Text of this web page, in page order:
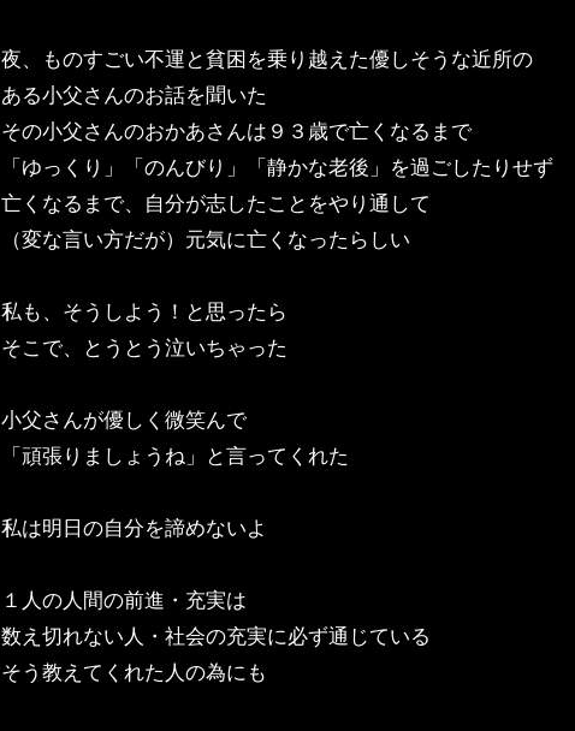
夜、ものすごい不運と貧困を乗り越えた優しそうな近所の
ある小父さんのお話を聞いた
その小父さんのおかあさんは９３歳で亡くなるまで
「ゆっくり」「のんびり」「静かな老後」を過ごしたりせず
亡くなるまで、自分が志したことをやり通して
（変な言い方だが）元気に亡くなったらしい
私も、そうしよう！と思ったら
そこで、とうとう泣いちゃった
小父さんが優しく微笑んで
「頑張りましょうね」と言ってくれた
私は明日の自分を諦めないよ
１人の人間の前進・充実は
数え切れない人・社会の充実に必ず通じている
そう教えてくれた人の為にも